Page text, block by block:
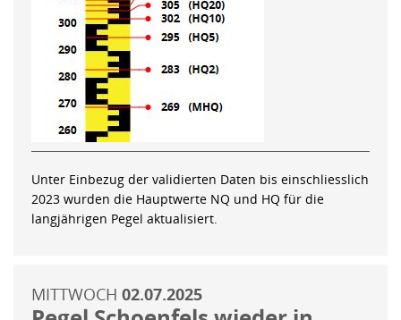
Unter Einbezug der validierten Daten bis einschliesslich
2023 wurden die Hauptwerte NQ und HQ für die
langjährigen Pegel aktualisiert.
MITTWOCH 02.07.2025